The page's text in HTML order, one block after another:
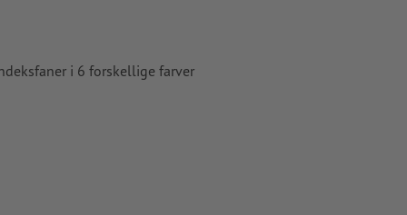
i 6 forskellige farver